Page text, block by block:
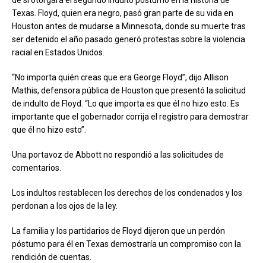
Texas. Floyd, quien era negro, pasó gran parte de su vida en
Houston antes de mudarse a Minnesota, donde su muerte tras
ser detenido el año pasado generó protestas sobre la violencia
racial en Estados Unidos.
“No importa quién creas que era George Floyd”, dijo Allison
Mathis, defensora pública de Houston que presentó la solicitud
de indulto de Floyd. “Lo que importa es que él no hizo esto. Es
importante que el gobernador corrija el registro para demostrar
que él no hizo esto”.
Una portavoz de Abbott no respondió a las solicitudes de
comentarios.
Los indultos restablecen los derechos de los condenados y los
perdonan a los ojos de la ley.
La familia y los partidarios de Floyd dijeron que un perdón
póstumo para él en Texas demostraría un compromiso con la
rendición de cuentas.